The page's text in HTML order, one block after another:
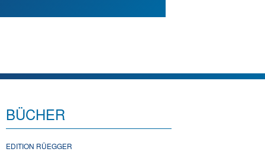
BÜCHER
EDITION RÜEGGER